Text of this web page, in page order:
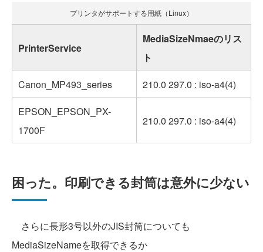
プリンタがサポートする用紙（Linux）
PrinterService
MediaSizeNmaeのリス
ト
Canon_MP493_series
210.0 297.0 : iso-a4(4)
EPSON_EPSON_PX-
1700F
210.0 297.0 : iso-a4(4)
困った。印刷できる封筒は意外に少ない
さらに長形3号以外のJIS封筒についても
MediaSizeNameを取得できるか